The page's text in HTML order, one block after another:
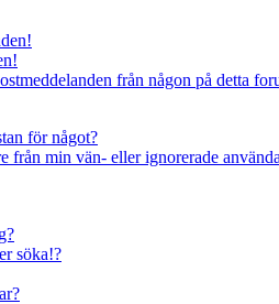
från någon på detta
för något?
från min vän- eller ignorerade
söka!?